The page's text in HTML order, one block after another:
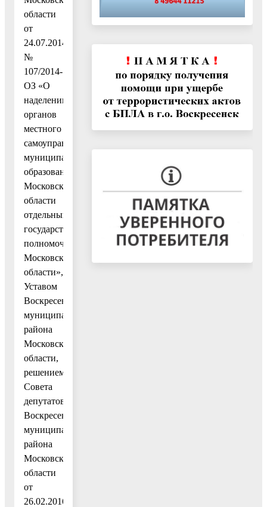
области
от
24.07.2014
№
107/2014-
ОЗ «О
наделении
органов
местного
самоуправления
муниципальных
образований
Московской
области
отдельными
государственными
полномочиями
Московской
области»,
Уставом
Воскресенского
муниципального
района
Московской
области,
решением
Совета
депутатов
Воскресенского
муниципального
района
Московской
области
от
26.02.2016